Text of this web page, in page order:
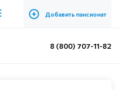
+ Добавить пансионат
8 (800) 707-11-82